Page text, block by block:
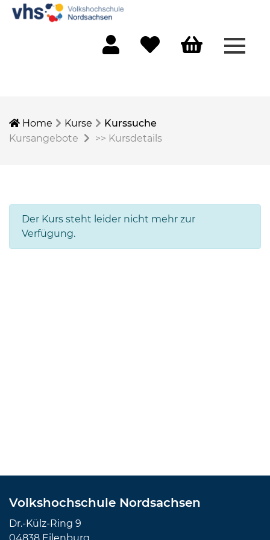
Home Kurse
Kurssuche
Kursangebote
>> Kursdetails
Der Kurs steht leider nicht mehr zur
Verfügung.
Volkshochschule Nordsachsen
Dr.-Külz-Ring 9